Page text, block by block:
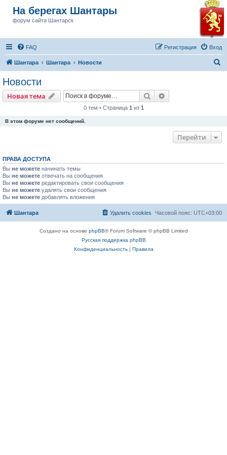
На берегах Шантары
форум сайта Шантарск
FAQ Вход
Регистрация
Шантара Шантара Новости
Новости
Новая тема Поиск
0 тем • Страница 1 из 1
В этом форуме нет сообщений.
Перейти
ПРАВА ДОСТУПА
Вы не можете начинать темы
Вы не можете отвечать на сообщения
Вы не можете редактировать свои сообщения
Вы не можете удалять свои сообщения
Вы не можете добавлять вложения
Шантара Часовой пояс: UTC+03:00
Удалить cookies
Создано на основе phpBB® Forum Software © phpBB Limited
Русская поддержка phpBB
Конфиденциальность| Правила